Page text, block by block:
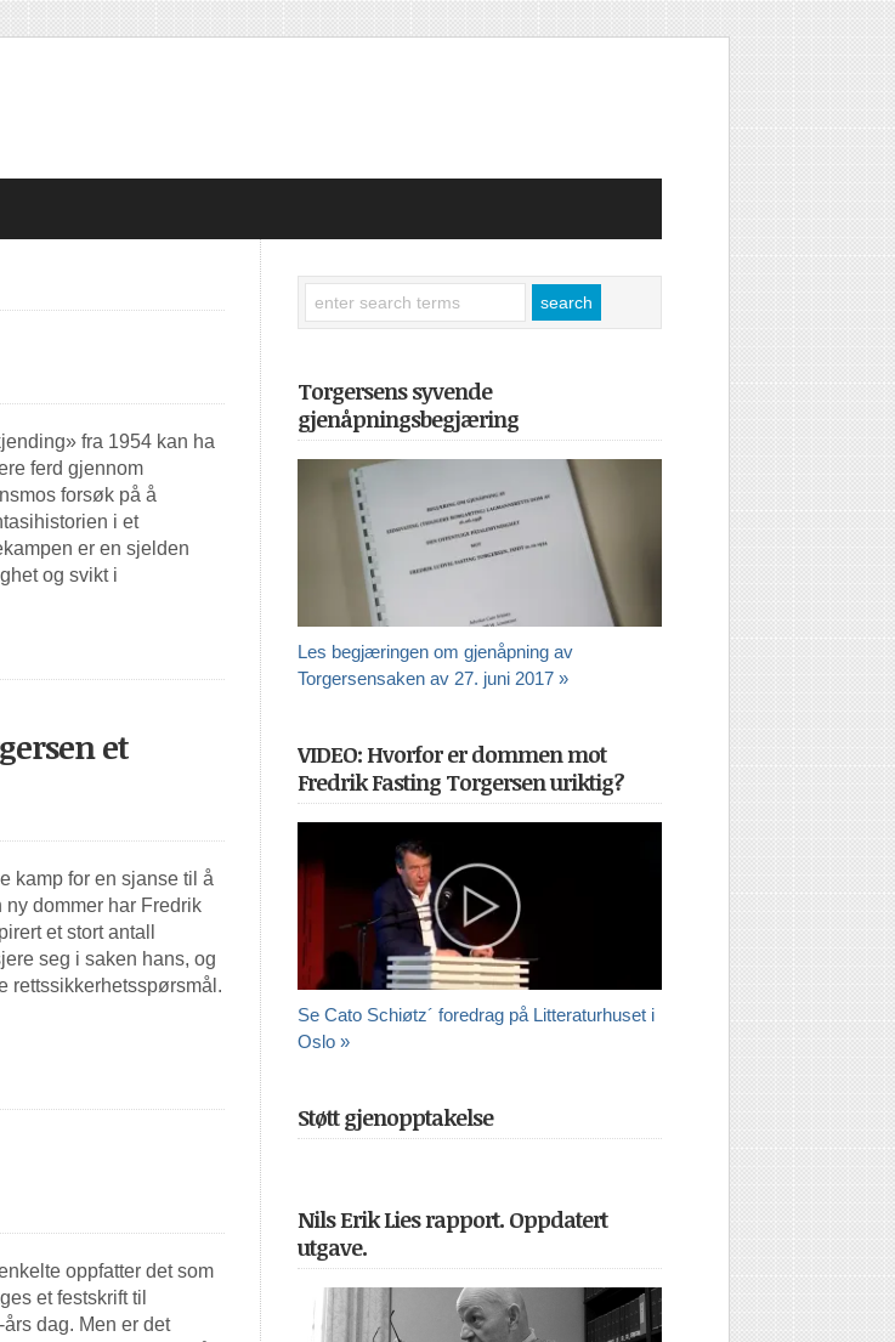
fra 1954 kan ha
ferd gjennom
forsøk på å
i et
er en sjelden
og svikt i
et
kamp for en sjanse til å
ny dommer har Fredrik
et stort antall
seg i saken hans, og
rettssikkerhetsspørsmål.
oppfatter det som
et festskrift til
dag. Men er det
Torgersens syvende
gjenåpningsbegjæring
Les begjæringen om gjenåpning av
Torgersensaken av 27. juni 2017 »
VIDEO: Hvorfor er dommen mot
Fredrik Fasting Torgersen uriktig?
Se Cato Schiøtz´ foredrag på Litteraturhuset i
Oslo »
Støtt gjenopptakelse
Nils Erik Lies rapport. Oppdatert
utgave.